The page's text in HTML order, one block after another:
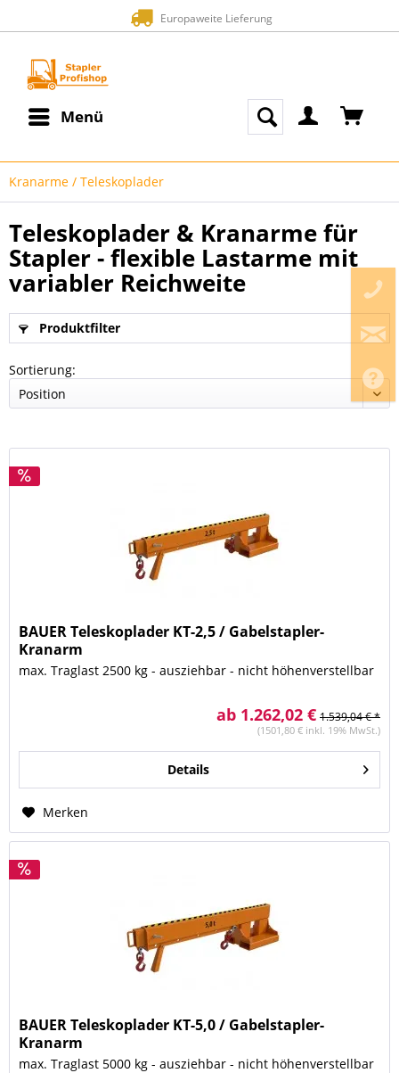
Menü
Kranarme / Teleskoplader
Teleskoplader & Kranarme für
Stapler - flexible Lastarme mit
variabler Reichweite
Produktfilter
Sortierung:
BAUER Teleskoplader KT-2,5 / Gabelstapler-
Kranarm
max. Traglast 2500 kg - ausziehbar - nicht höhenverstellbar
ab 1.262,02 € 1.539,04 € *
(1501,80 € inkl. 19% MwSt.)
Details
Merken
BAUER Teleskoplader KT-5,0 / Gabelstapler-
Kranarm
max. Traglast 5000 kg - ausziehbar - nicht höhenverstellbar